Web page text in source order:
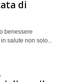
di
benessere
salute non solo...